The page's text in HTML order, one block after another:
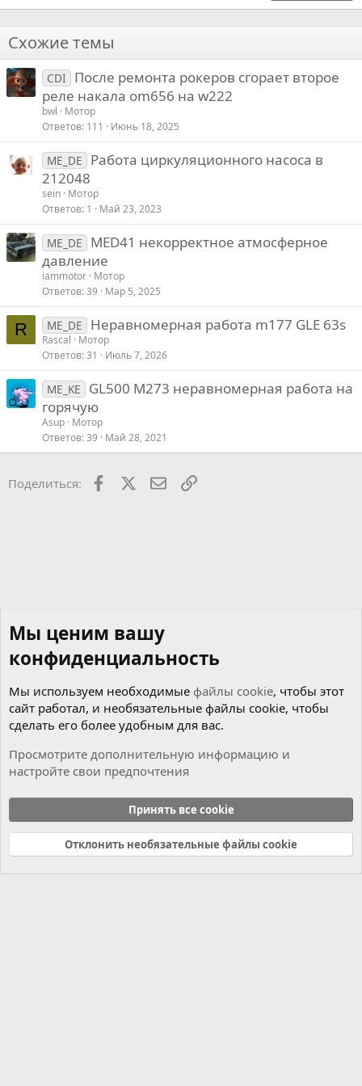
22
26
Times New Roman
Verdana
Схожие темы
CDI
После ремонта рокеров сгорает второе
реле накала om656 на w222
bwl
Мотор
Ответов 111 Июнь 18, 2025
ME_DE
Работа циркуляционного насоса в
212048
sein Мотор
Ответов 1 Май 23, 2023
ME_DE
MED41 некорректное атмосферное
давление
iammotor Мотор
Ответов 39 Мар 5, 2025
R ME_DE Неравномерная работа m177 GLE 63s
Rascal
Мотор
Ответов 31 Июль 7, 2026
ME_KE
GL500 M273 неравномерная работа на
горячую
Asup Мотор
Ответов 39 Май 28, 2021
Поделиться: Facebook ПочтаСсылкой
Cookies
Russian (RU)
Связь с нами
Условия и правила
Политика конфиденциальности
Справка Главная
R
Мы ценим вашу
конфиденциальность
Мы используем необходимые файлы cookie, чтобы этот
сайт работал, и необязательные файлы cookie, чтобы
сделать его более удобным для вас.
Просмотрите дополнительную информацию и
настройте свои предпочтения
Принять все cookie
Отклонить необязательные файлы cookie